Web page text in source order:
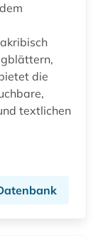
die
textlichen